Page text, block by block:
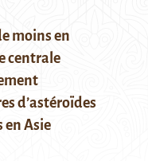
moins en
centrale
d’astéroïdes
en Asie